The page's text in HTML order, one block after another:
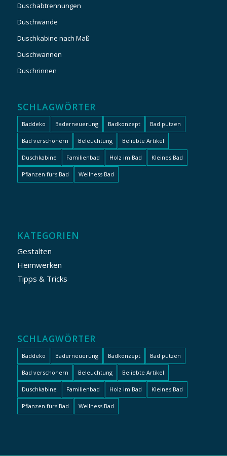
Duschabtrennungen
Duschwände
Duschkabine nach Maß
Duschwannen
Duschrinnen
SCHLAGWÖRTER
Baddeko Baderneuerung Badkonzept Bad putzen
Bad verschönern Beleuchtung Beliebte Artikel
Duschkabine Familienbad Holz im Bad Kleines Bad
Pflanzen fürs Bad Wellness Bad
KATEGORIEN
Gestalten
Heimwerken
Tipps & Tricks
SCHLAGWÖRTER
Baddeko Baderneuerung Badkonzept Bad putzen
Bad verschönern Beleuchtung Beliebte Artikel
Duschkabine Familienbad Holz im Bad Kleines Bad
Pflanzen fürs Bad Wellness Bad